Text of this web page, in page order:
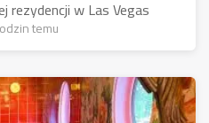
rezydencji w Las Vegas
temu